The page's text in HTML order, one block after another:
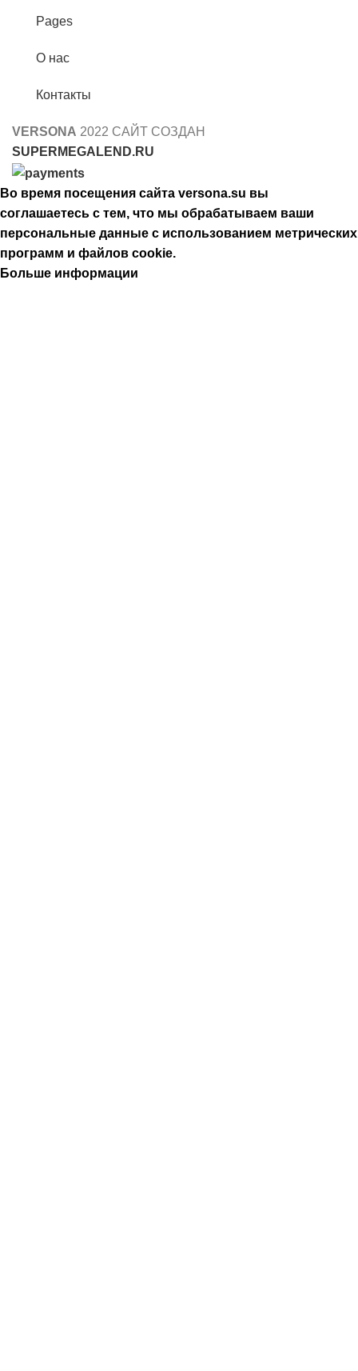
Pages
О нас
Контакты
VERSONA 2022 САЙТ СОЗДАН
SUPERMEGALEND.RU
Во время посещения сайта versona.su вы
соглашаетесь с тем, что мы обрабатываем ваши
персональные данные с использованием метрических
программ и файлов cookie.
Больше информации